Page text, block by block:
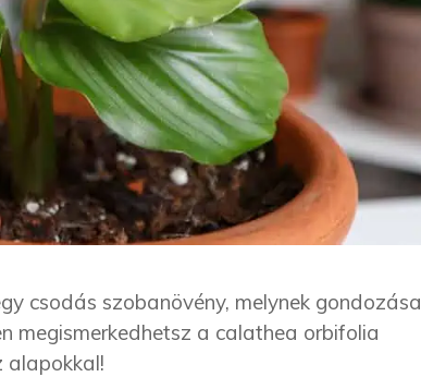
csodás szobanövény, melynek gondozása
megismerkedhetsz a calathea orbifolia
alapokkal!